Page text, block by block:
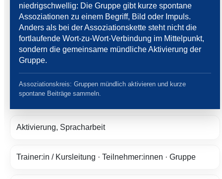
niedrigschwellig: Die Gruppe gibt kurze spontane
Assoziationen zu einem Begriff, Bild oder Impuls.
Anders als bei der Assoziationskette steht nicht die
fortlaufende Wort-zu-Wort-Verbindung im Mittelpunkt,
sondern die gemeinsame mündliche Aktivierung der
Gruppe.
Assoziationskreis: Gruppen mündlich aktivieren und kurze
spontane Beiträge sammeln.
Aktivierung, Spracharbeit
Trainer:in / Kursleitung · Teilnehmer:innen · Gruppe